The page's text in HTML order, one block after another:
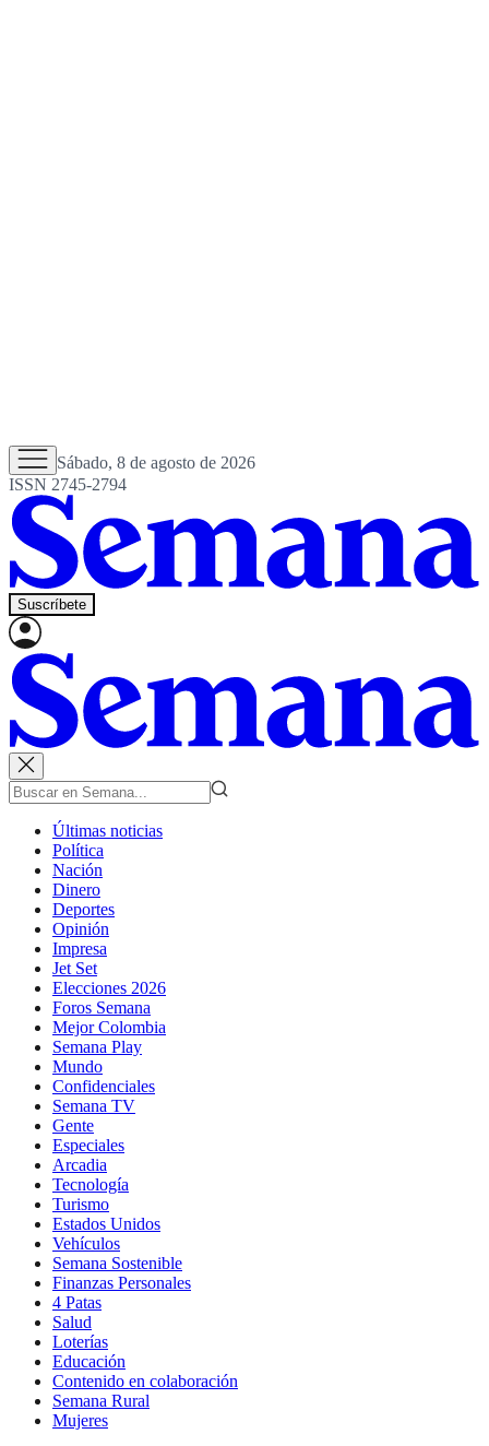
Sábado, 8 de agosto de 2026
ISSN 2745-2794
Suscríbete
Últimas noticias
Política
Nación
Dinero
Deportes
Opinión
Impresa
Jet Set
Elecciones 2026
Foros Semana
Mejor Colombia
Semana Play
Mundo
Confidenciales
Semana TV
Gente
Especiales
Arcadia
Tecnología
Turismo
Estados Unidos
Vehículos
Semana Sostenible
Finanzas Personales
4 Patas
Salud
Loterías
Educación
Contenido en colaboración
Semana Rural
Mujeres